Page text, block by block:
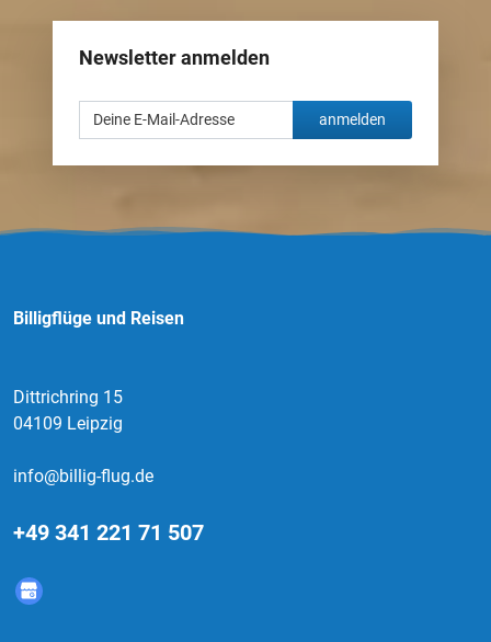
Newsletter anmelden
anmelden
Billigflüge und Reisen
Dittrichring 15
04109 Leipzig
info@billig-flug.de
+49 341 221 71 507